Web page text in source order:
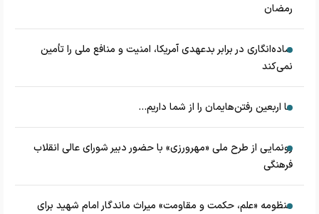
رمضان
ساده‌انگاری در برابر بدعهدی آمریکا، امنیت و منافع ملی را تأمین
نمی‌کند
ما اربعین رفتن‌هایمان را از شما داریم...
رونمایی از طرح ملی «مهرورزی» با حضور دبیر شورای عالی انقلاب
فرهنگی
منظومه «علم، حکمت و مقاومت» میراث ماندگار امام شهید برای